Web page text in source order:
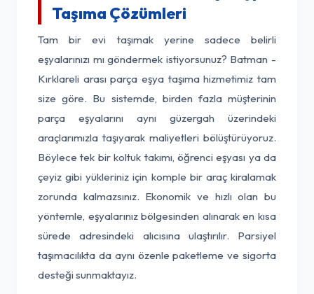
Taşıma Çözümleri
Tam bir evi taşımak yerine sadece belirli
eşyalarınızı mı göndermek istiyorsunuz? Batman -
Kırklareli arası parça eşya taşıma hizmetimiz tam
size göre. Bu sistemde, birden fazla müşterinin
parça eşyalarını aynı güzergah üzerindeki
araçlarımızla taşıyarak maliyetleri bölüştürüyoruz.
Böylece tek bir koltuk takımı, öğrenci eşyası ya da
çeyiz gibi yükleriniz için komple bir araç kiralamak
zorunda kalmazsınız. Ekonomik ve hızlı olan bu
yöntemle, eşyalarınız bölgesinden alınarak en kısa
sürede adresindeki alıcısına ulaştırılır. Parsiyel
taşımacılıkta da aynı özenle paketleme ve sigorta
desteği sunmaktayız.